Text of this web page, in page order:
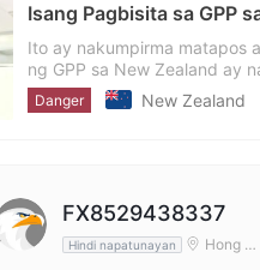
Isang Pagbisita sa GPP
Ito ay nakumpirma matapos
ng GPP sa New Zealand ay
Danger New Zealand
FX8529438337
Hindi napatunayan
Hong K